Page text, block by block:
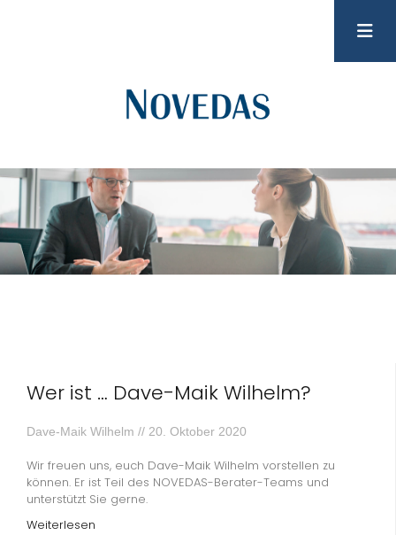
Wer ist … Dave-Maik Wilhelm?
Dave-Maik Wilhelm 20. Oktober 2020
Wir freuen uns, euch Dave-Maik Wilhelm vorstellen zu
können. Er ist Teil des NOVEDAS-Berater-Teams und
unterstützt Sie gerne.
Weiterlesen